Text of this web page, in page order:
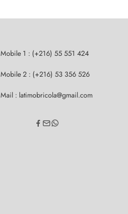
Mobile 1 : (+216) 55 551 424
Mobile 2 : (+216) 53 356 526
Mail : latimobricola@gmail.com